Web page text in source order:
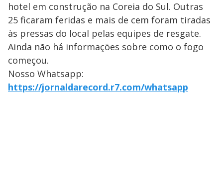
hotel em construção na Coreia do Sul. Outras
25 ficaram feridas e mais de cem foram tiradas
às pressas do local pelas equipes de resgate.
Ainda não há informações sobre como o fogo
começou.
Nosso Whatsapp:
https://jornaldarecord.r7.com/whatsapp